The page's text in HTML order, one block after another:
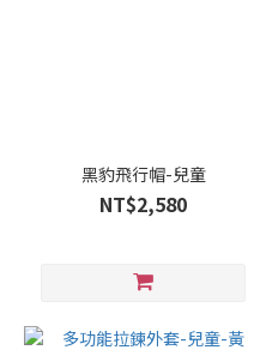
黑豹飛行帽-兒童
NT$2,580